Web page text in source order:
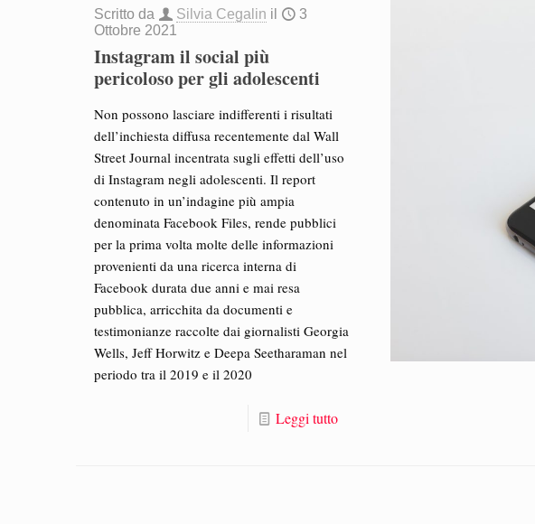
Scritto da Silvia Cegalin il
3
Ottobre 2021
Instagram il social più
pericoloso per gli adolescenti
Non possono lasciare indifferenti i risultati
dell’inchiesta diffusa recentemente dal Wall
Street Journal incentrata sugli effetti dell’uso
di Instagram negli adolescenti. Il report
contenuto in un’indagine più ampia
denominata Facebook Files, rende pubblici
per la prima volta molte delle informazioni
provenienti da una ricerca interna di
Facebook durata due anni e mai resa
pubblica, arricchita da documenti e
testimonianze raccolte dai giornalisti Georgia
Wells, Jeff Horwitz e Deepa Seetharaman nel
periodo tra il 2019 e il 2020
Leggi tutto